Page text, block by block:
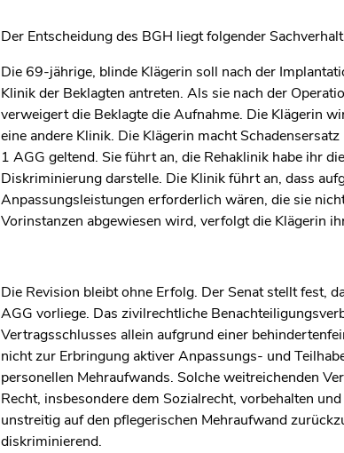
Der Entscheidung des BGH liegt folgender
Die 69-jährige, blinde Klägerin soll nach der
Klinik der Beklagten antreten. Als sie nach der
verweigert die Beklagte die Aufnahme. Die Klägerin
eine andere Klinik. Die Klägerin macht
1 AGG geltend. Sie führt an, die Rehaklinik habe ihr
Diskriminierung darstelle. Die Klinik führt an, dass
Anpassungsleistungen erforderlich wären, die sie
Vorinstanzen abgewiesen wird, verfolgt die Klägerin
Die Revision bleibt ohne Erfolg. Der Senat stellt fest,
AGG vorliege. Das zivilrechtliche
Vertragsschlusses allein aufgrund einer
nicht zur Erbringung aktiver Anpassungs- und
personellen Mehraufwands. Solche weitreichenden
Recht, insbesondere dem Sozialrecht, vorbehalten
unstreitig auf den pflegerischen Mehraufwand
diskriminierend.